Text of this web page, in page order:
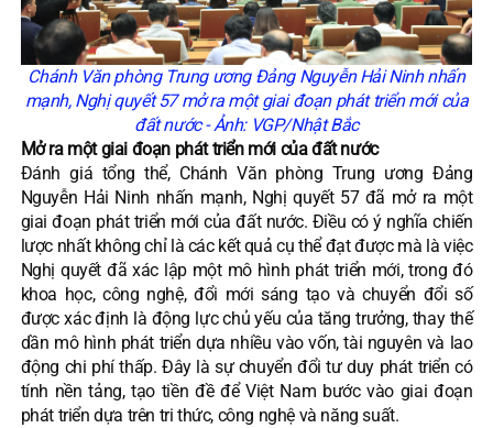
Chánh Văn phòng Trung ương Đảng Nguyễn Hải Ninh nhấn
mạnh, Nghị quyết 57 mở ra một giai đoạn phát triển mới của
đất nước - Ảnh: VGP/Nhật Bắc
Mở ra một giai đoạn phát triển mới của đất nước
Đánh giá tổng thể, Chánh Văn phòng Trung ương Đảng
Nguyễn Hải Ninh nhấn mạnh, Nghị quyết 57 đã mở ra một
giai đoạn phát triển mới của đất nước. Điều có ý nghĩa chiến
lược nhất không chỉ là các kết quả cụ thể đạt được mà là việc
Nghị quyết đã xác lập một mô hình phát triển mới, trong đó
khoa học, công nghệ, đổi mới sáng tạo và chuyển đổi số
được xác định là động lực chủ yếu của tăng trưởng, thay thế
dần mô hình phát triển dựa nhiều vào vốn, tài nguyên và lao
động chi phí thấp. Đây là sự chuyển đổi tư duy phát triển có
tính nền tảng, tạo tiền đề để Việt Nam bước vào giai đoạn
phát triển dựa trên tri thức, công nghệ và năng suất.